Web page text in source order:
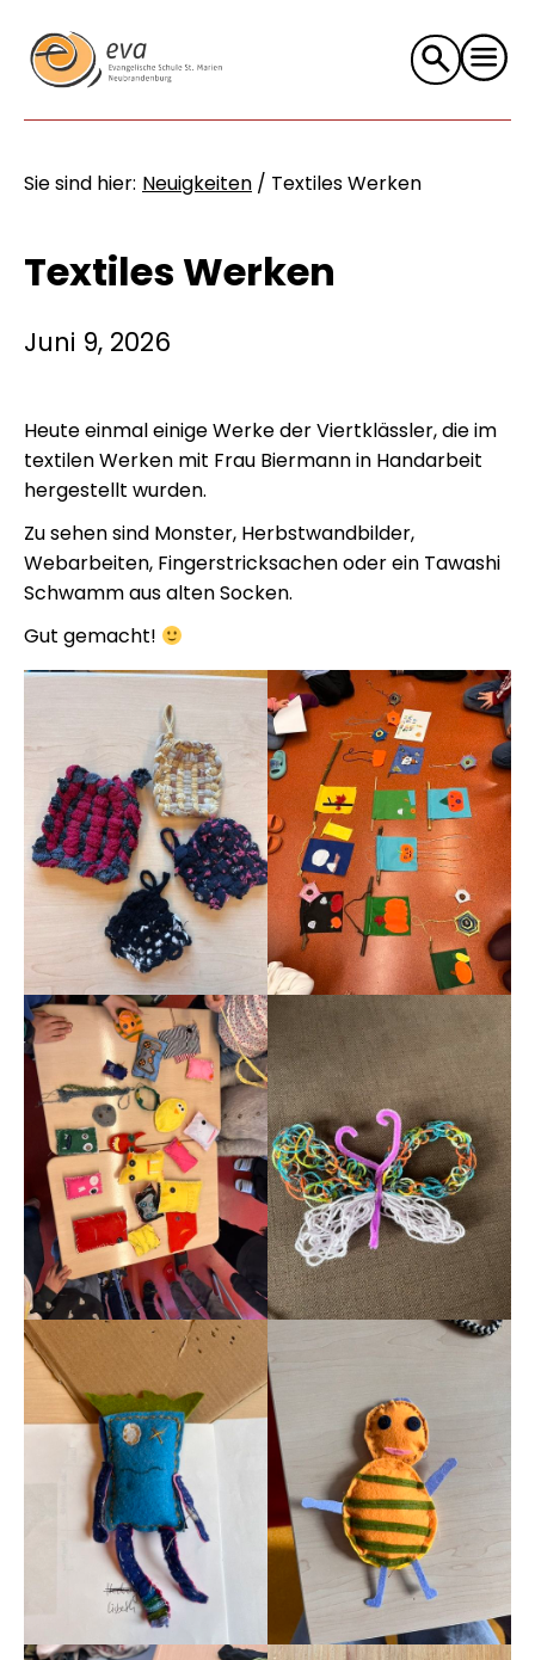
Suche
nach:
Sie sind hier: Neuigkeiten / Textiles Werken
Textiles Werken
Juni 9, 2026
Heute einmal einige Werke der Viertklässler, die im
textilen Werken mit Frau Biermann in Handarbeit
hergestellt wurden.
Zu sehen sind Monster, Herbstwandbilder,
Webarbeiten, Fingerstricksachen oder ein Tawashi
Schwamm aus alten Socken.
Gut gemacht!